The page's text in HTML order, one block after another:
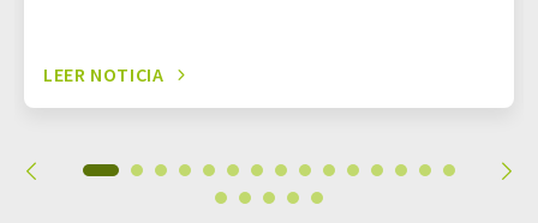
LEER NOTICIA